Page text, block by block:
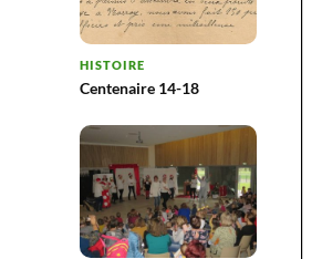
HISTOIRE
Centenaire 14-18